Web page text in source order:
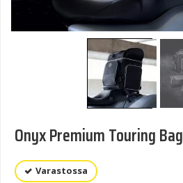
Onyx Premium Touring Bag
Varastossa